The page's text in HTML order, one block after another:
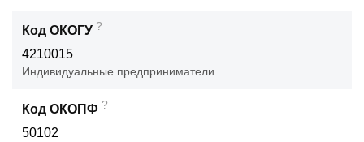
Код ОКОГУ ?
4210015
Индивидуальные предприниматели
Код ОКОПФ ?
50102